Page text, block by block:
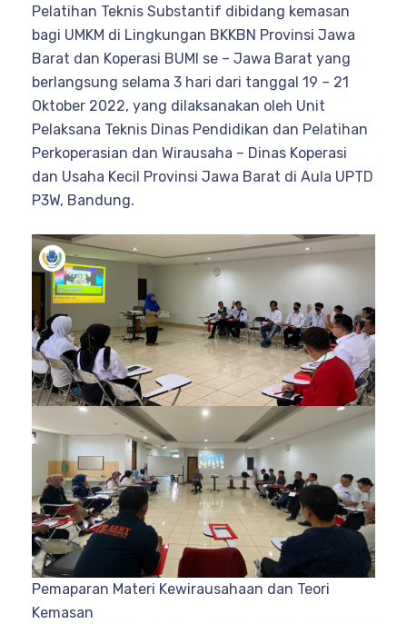
Pelatihan Teknis Substantif dibidang kemasan
bagi UMKM di Lingkungan BKKBN Provinsi Jawa
Barat dan Koperasi BUMI se – Jawa Barat yang
berlangsung selama 3 hari dari tanggal 19 – 21
Oktober 2022, yang dilaksanakan oleh Unit
Pelaksana Teknis Dinas Pendidikan dan Pelatihan
Perkoperasian dan Wirausaha – Dinas Koperasi
dan Usaha Kecil Provinsi Jawa Barat di Aula UPTD
P3W, Bandung.
Pemaparan Materi Kewirausahaan dan Teori
Kemasan